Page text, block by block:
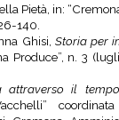
Pietà, in:
140.
Ghisi, Storia per
Produce”, n. 3
attraverso il tempo